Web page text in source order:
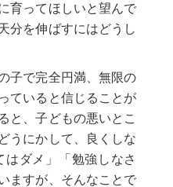
育ってほしいと望んで
分を伸ばすにはどうし
子で完全円満、無限の
ていると信じることが
と、子どもの悪いとこ
うにかして、良くしな
ダメ」「勉強しなさ
ますが、そんなことで